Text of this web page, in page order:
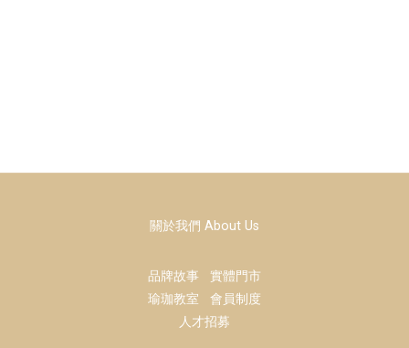
關於我們 About Us
品牌故事 實體門市
瑜珈教室 會員制度
人才招募